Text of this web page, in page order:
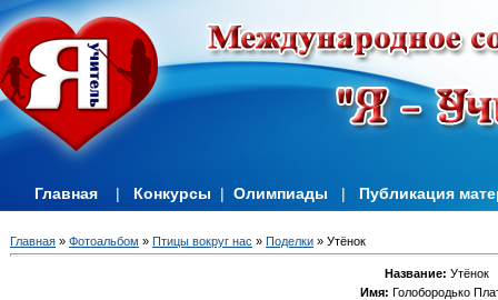
Главная | Конкурсы | Олимпиады | Публикация
Главная » Фотоальбом » Птицы вокруг нас » Поделки » Утёнок
Название: Утёнок
Имя: Голобородько